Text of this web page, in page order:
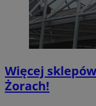
Więcej
Żorach!